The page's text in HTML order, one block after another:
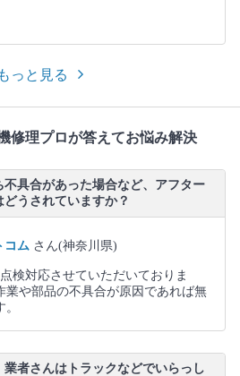
っと見る
修理プロが答えてお悩み解決
不具合があった場合など、アフター
うされていますか？
コム さん(神奈川県)
検対応させていただいておりま
業や部品の不具合が原因であれば無
者さんはトラックなどでいらっし